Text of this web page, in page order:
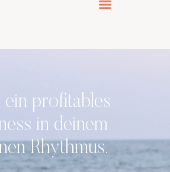
ein profitables
in deinem
Rhythmus.